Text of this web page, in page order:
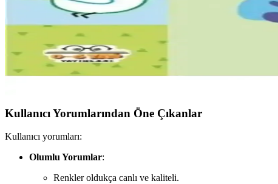
Ahşap Panel Duvarların Korunması, Boyanması ve
Ahşap panel duvarların kalitesi, dekorasyon seçenekleri ve mekan
Çocuklar İçin Boyama ve Eğlence Setleri
İki popüler çocuk boyama kitabı ve etkinlik setinin detaylı
Kullanıcı Yorumlarından Öne Çıkanlar
Kullanıcı yorumları:
Olumlu Yorumlar:
Renkler oldukça canlı ve kaliteli.